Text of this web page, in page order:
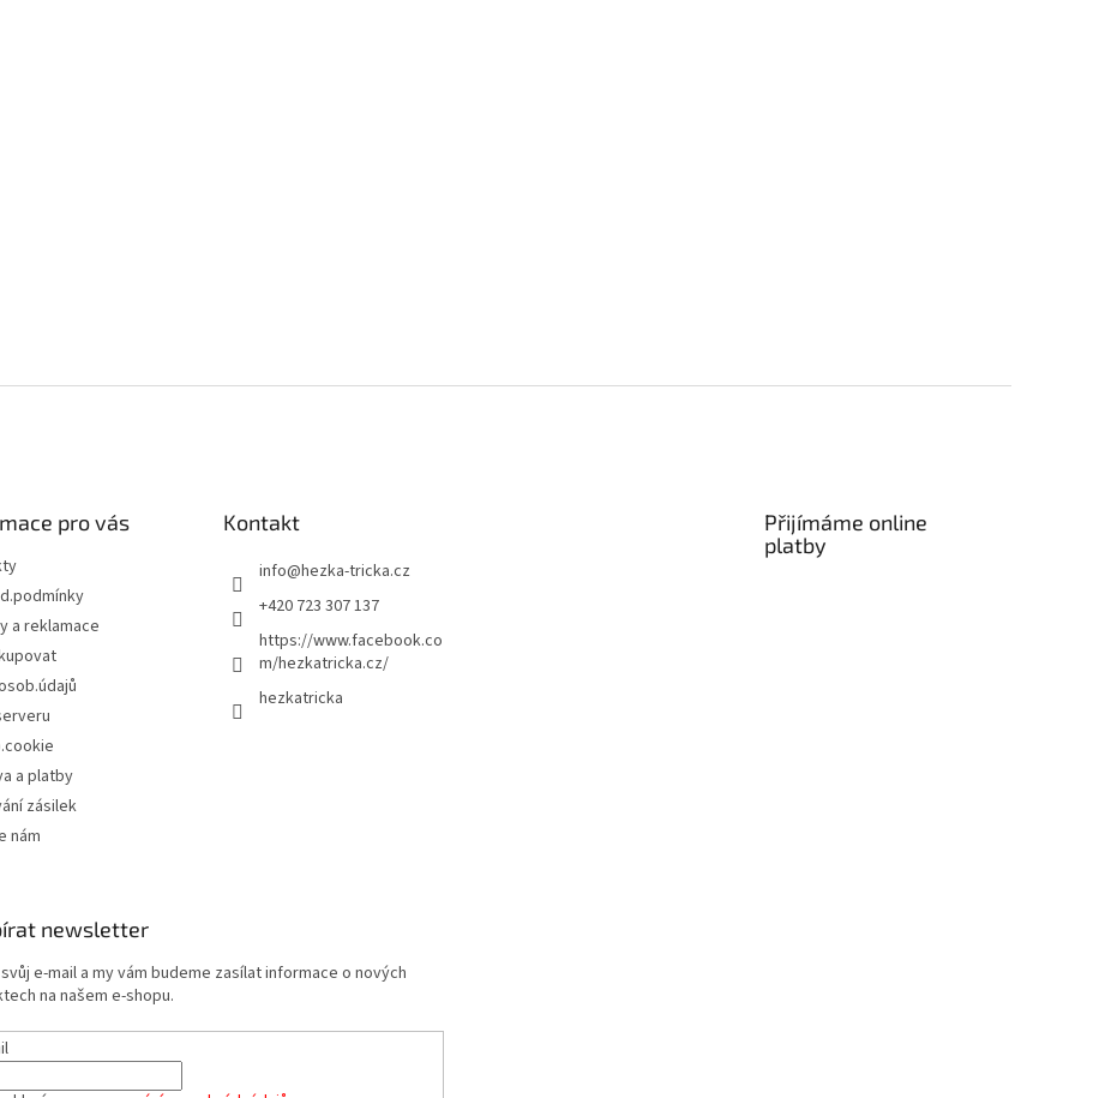
pro vás
a reklamace
a platby
zásilek
nám
Kontakt
info@hezka-tricka.cz
+420 723 307 137
https://www.facebook.co
m/hezkatricka.cz/
hezkatricka
Přijímáme online
platby
newsletter
e-mail a my vám budeme zasílat informace o nových
na našem e-shopu.